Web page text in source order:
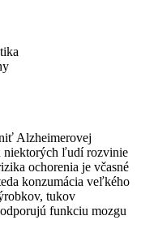
Alzheimerovej
niektorých ľudí rozvinie
ochorenia je včasné
konzumácia veľkého
tukov
funkciu mozgu